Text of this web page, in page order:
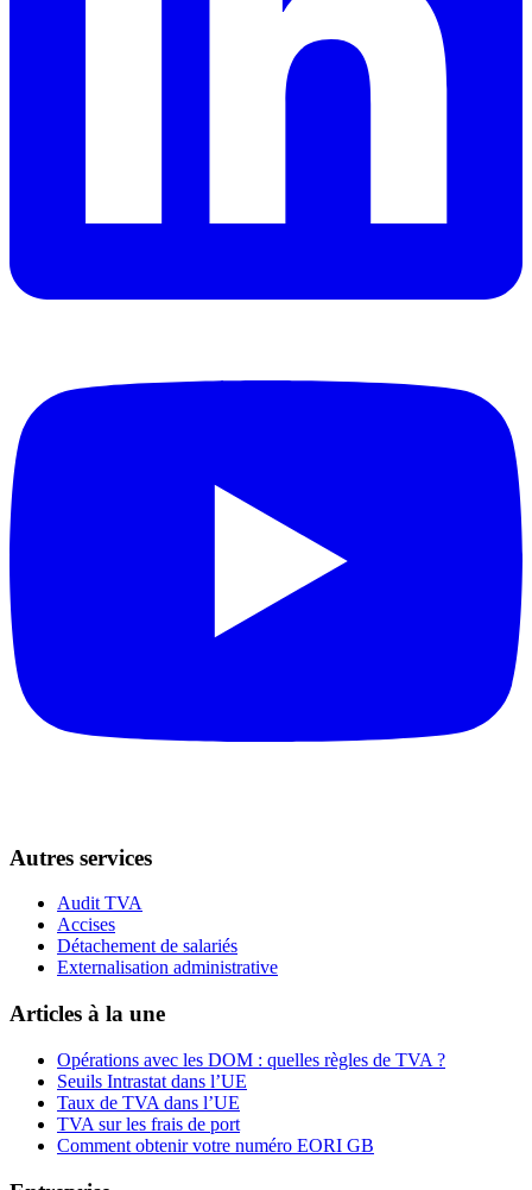
Autres services
Audit TVA
Accises
Détachement de salariés
Externalisation administrative
Articles à la une
Opérations avec les DOM : quelles règles de TVA ?
Seuils Intrastat dans l’UE
Taux de TVA dans l’UE
TVA sur les frais de port
Comment obtenir votre numéro EORI GB